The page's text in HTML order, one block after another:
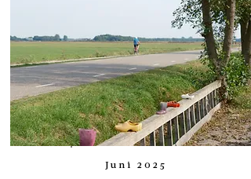
Juni 2025